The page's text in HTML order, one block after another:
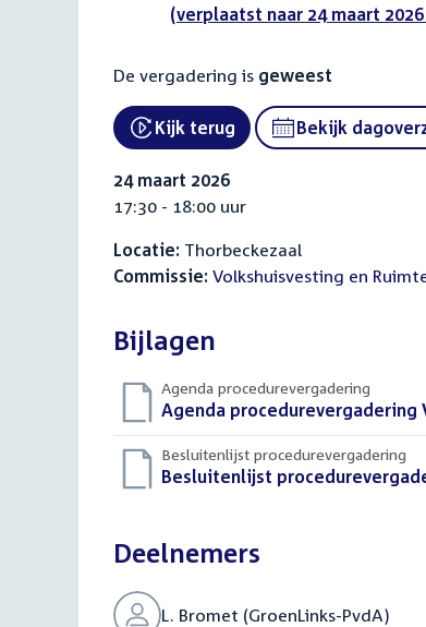
Voortgangsstatus
activiteit
(verplaatst naar 24 maart
De vergadering is geweest
External link:
Kijk terug Bekijk
24 maart 2026
17:30 - 18:00 uur
Locatie: Thorbeckezaal
Commissie: Volkshuisvesting en
Bijlagen
Agenda procedurevergadering
Download
bestand:
Agenda procedurevergadering
Besluitenlijst procedurevergadering
Download
Besluitenlijst
Deelnemers
L. Bromet (GroenLinks-PvdA)